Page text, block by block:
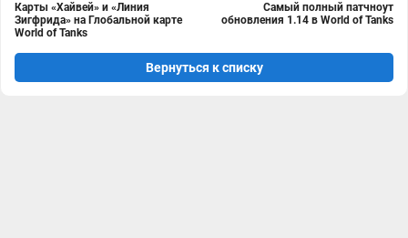
Карты «Хайвей» и «Линия
Зигфрида» на Глобальной карте
World of Tanks
Самый полный патчноут
обновления 1.14 в World of Tanks
Вернуться к списку